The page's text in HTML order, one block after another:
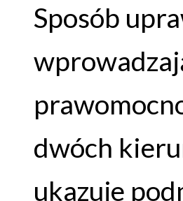
Sposób
dwóch
ukazuje